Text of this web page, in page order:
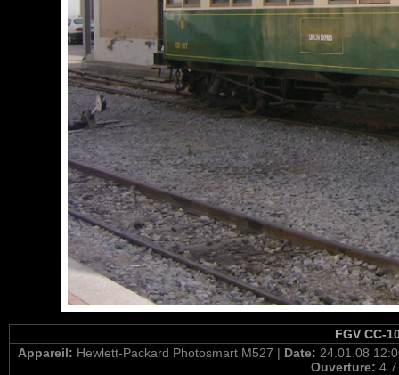
FGV CC-
Appareil: Hewlett-Packard Photosmart M527 | Date: 24.01.08
Ouverture: